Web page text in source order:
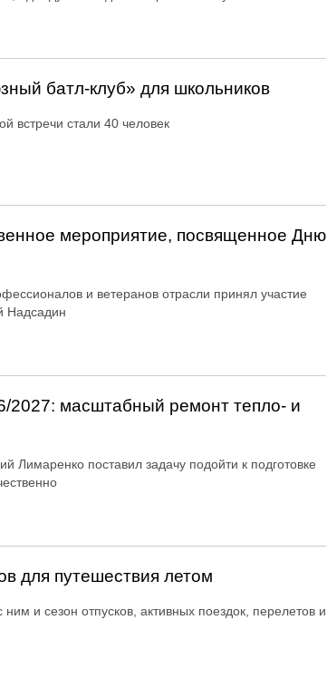
батл-клуб» для школьников
встречи стали 40 человек
мероприятие, посвященное Дню
и ветеранов отрасли принял участие
Надсадин
2027: масштабный ремонт тепло- и
Лимаренко поставил задачу подойти к подготовке
для путешествия летом
ним и сезон отпусков, активных поездок, перелетов и